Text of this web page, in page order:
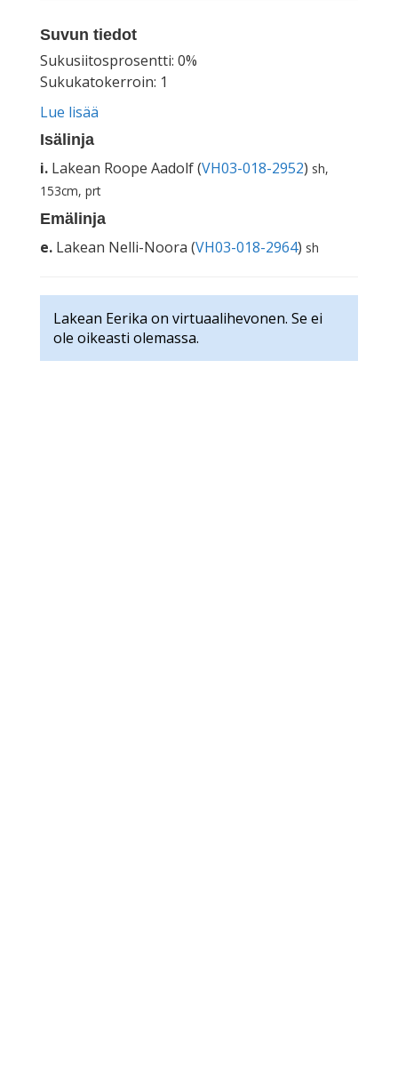
Suvun tiedot
Sukusiitosprosentti: 0%
Sukukatokerroin: 1
Lue lisää
Isälinja
i. Lakean Roope Aadolf (VH03-018-2952) sh,
153cm, prt
Emälinja
e. Lakean Nelli-Noora (VH03-018-2964) sh
Lakean Eerika on virtuaalihevonen. Se ei
ole oikeasti olemassa.